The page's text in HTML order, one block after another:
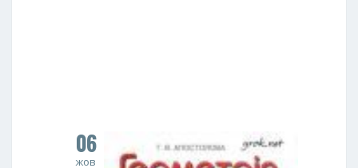
06
жов